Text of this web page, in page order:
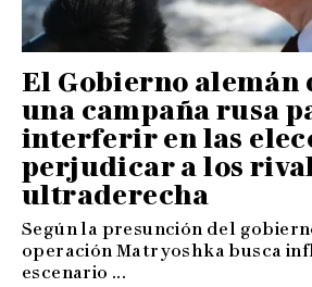
El Gobierno alemán
una campaña rusa
interferir en las
perjudicar a los
ultraderecha
Según la presunción del
operación Matryoshka busca
escenario ...